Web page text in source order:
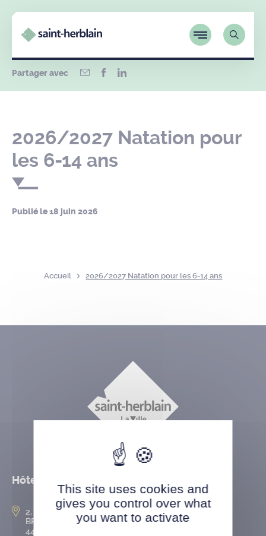
Partager avec
2026/2027 Natation pour
les 6-14 ans
Publié le18 juin 2026
Accueil 2026/2027 Natation pour les 6-14 ans
Hôtel de ville
2, rue de l’Hôtel-de-Ville
BP 50167
44802 Saint-Herblain cedex
This site uses cookies and
gives you control over what
you want to activate